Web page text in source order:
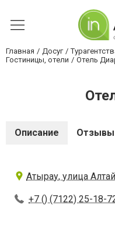
Главная Досуг
Гостиницы, отели
Отель
Описание Отзывы
Атырау, улица
+7 () (7122) 25-18-